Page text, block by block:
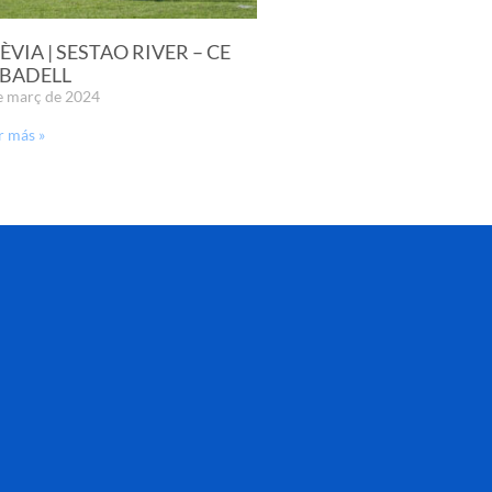
| SESTAO RIVER – CE
març de 2024
más »